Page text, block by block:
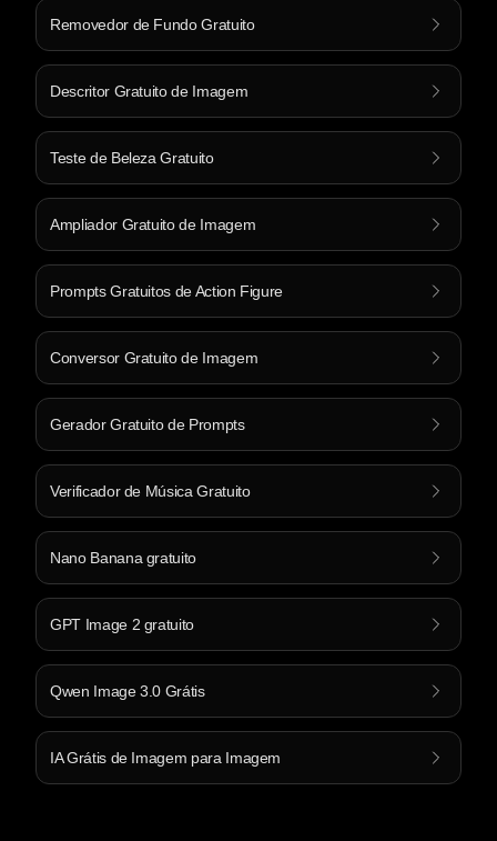
Removedor de Fundo Gratuito
Descritor Gratuito de Imagem
Teste de Beleza Gratuito
Ampliador Gratuito de Imagem
Prompts Gratuitos de Action Figure
Conversor Gratuito de Imagem
Gerador Gratuito de Prompts
Verificador de Música Gratuito
Nano Banana gratuito
GPT Image 2 gratuito
Qwen Image 3.0 Grátis
IA Grátis de Imagem para Imagem